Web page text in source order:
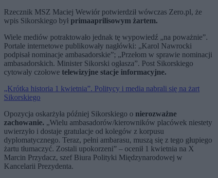
Rzecznik MSZ Maciej Wewiór potwierdził wówczas Zero.pl, że
wpis Sikorskiego był primaaprilisowym żartem.
Wiele mediów potraktowało jednak tę wypowiedź „na poważnie”.
Portale internetowe publikowały nagłówki: „Karol Nawrocki
podpisał nominacje ambasadorskie”; „Przełom w sprawie nominacji
ambasadorskich. Minister Sikorski ogłasza”. Post Sikorskiego
cytowały czołowe telewizyjne stacje informacyjne.
„Krótka historia 1 kwietnia”. Politycy i media nabrali się na żart
Sikorskiego
Opozycja oskarżyła później Sikorskiego o nierozważne
zachowanie. „Wielu ambasadorów/kierowników placówek niestety
uwierzyło i dostaje gratulacje od kolegów z korpusu
dyplomatycznego. Teraz, pełni ambarasu, muszą się z tego głupiego
żartu tłumaczyć. Zostali upokorzeni” – ocenił 1 kwietnia na X
Marcin Przydacz, szef Biura Polityki Międzynarodowej w
Kancelarii Prezydenta.